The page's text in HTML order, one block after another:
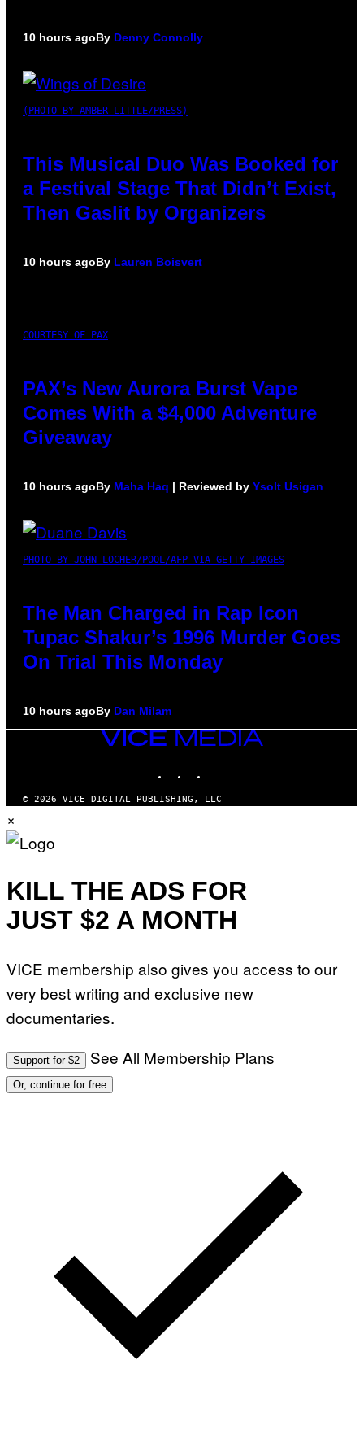
10 hours agoBy Denny Connolly
(PHOTO BY AMBER LITTLE/PRESS)
This Musical Duo Was Booked for
a Festival Stage That Didn’t Exist,
Then Gaslit by Organizers
10 hours agoBy Lauren Boisvert
COURTESY OF PAX
PAX’s New Aurora Burst Vape
Comes With a $4,000 Adventure
Giveaway
10 hours agoBy Maha Haq | Reviewed by Ysolt Usigan
PHOTO BY JOHN LOCHER/POOL/AFP VIA GETTY IMAGES
The Man Charged in Rap Icon
Tupac Shakur’s 1996 Murder Goes
On Trial This Monday
10 hours agoBy Dan Milam
VICE
MEDIA
© 2026 VICE DIGITAL PUBLISHING, LLC
×
KILL THE ADS FOR
JUST $2 A MONTH
VICE membership also gives you access to our
very best writing and exclusive new
documentaries.
Support for $2 See All Membership Plans
Or, continue for free